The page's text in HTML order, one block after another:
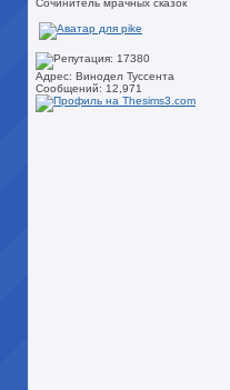
Сочинитель мрачных сказок
Адрес: Винодел Туссента
Сообщений: 12,971